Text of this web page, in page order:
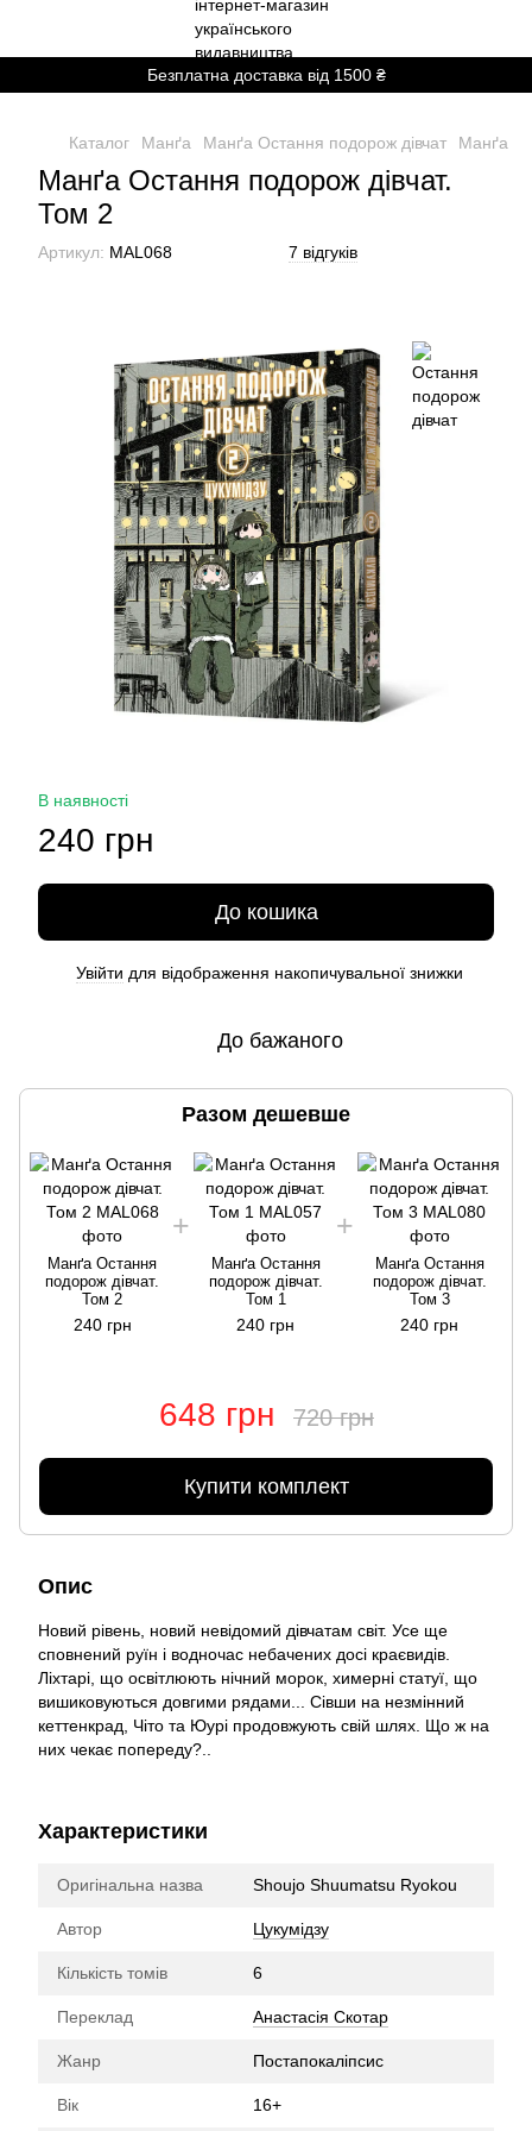
Безплатна доставка від 1500 ₴
Каталог Манґа Манґа Остання подорож дівчат Манґа
Манґа Остання подорож дівчат.
Том 2
Артикул: MAL068 7 відгуків
В наявності
240 грн
До кошика
Увійти для відображення накопичувальної знижки
До бажаного
Разом дешевше
Манґа Остання
подорож дівчат.
Том 2
240 грн
Манґа Остання
подорож дівчат.
Том 1
240 грн
Манґа Остання
подорож дівчат.
Том 3
240 грн
648 грн 720 грн
Купити комплект
Опис
Новий рівень, новий невідомий дівчатам світ. Усе ще
сповнений руїн і водночас небачених досі краєвидів.
Ліхтарі, що освітлюють нічний морок, химерні статуї, що
вишиковуються довгими рядами... Сівши на незмінний
кеттенкрад, Чіто та Юурі продовжують свій шлях. Що ж на
них чекає попереду?..
Характеристики
Оригінальна назва Shoujo Shuumatsu Ryokou
Автор Цукумідзу
Кількість томів 6
Переклад Анастасія Скотар
Жанр Постапокаліпсис
Вік 16+